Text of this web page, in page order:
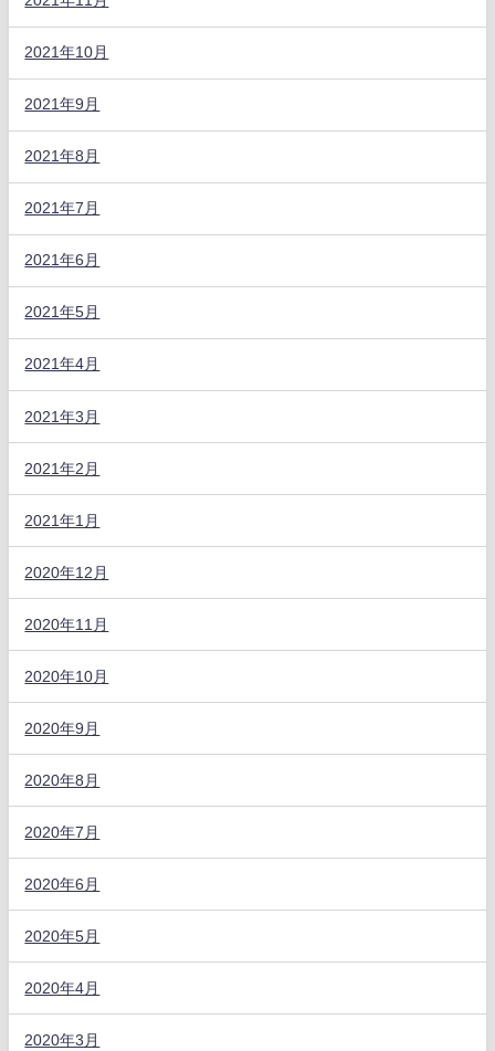
2021年10月
2021年9月
2021年8月
2021年7月
2021年6月
2021年5月
2021年4月
2021年3月
2021年2月
2021年1月
2020年12月
2020年11月
2020年10月
2020年9月
2020年8月
2020年7月
2020年6月
2020年5月
2020年4月
2020年3月